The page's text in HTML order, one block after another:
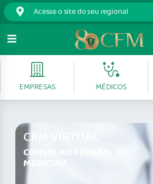
EMPRESAS MÉDICOS
CRM VIRTUAL
CONSELHO FEDERAL DE
MEDICINA